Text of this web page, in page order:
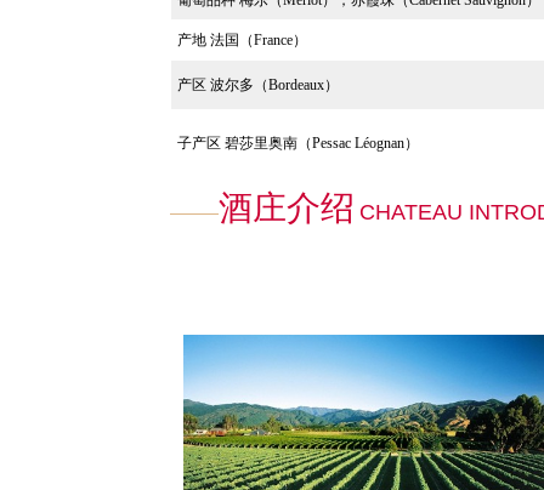
产地 法国（France）
产区 波尔多（Bordeaux）
子产区 碧莎里奥南（Pessac Léognan）
酒庄介绍 CHATEAU